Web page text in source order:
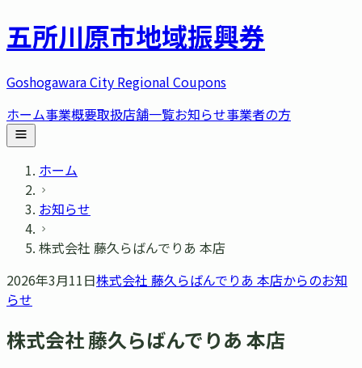
五所川原市地域振興券
Goshogawara City Regional Coupons
ホーム事業概要取扱店舗一覧お知らせ事業者の方
ホーム
お知らせ
株式会社 藤久らばんでりあ 本店
2026年3月11日株式会社 藤久らばんでりあ 本店からのお知
らせ
株式会社 藤久らばんでりあ 本店